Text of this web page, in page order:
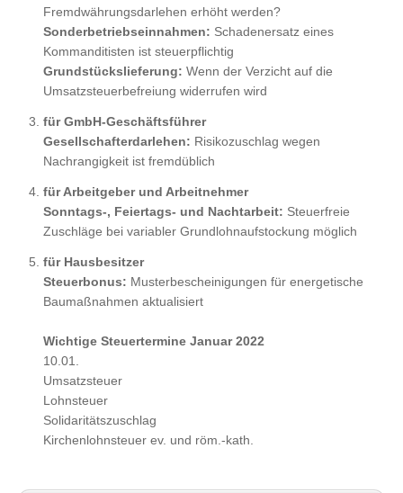
Fremdwährungsdarlehen erhöht werden?
Sonderbetriebseinnahmen: Schadenersatz eines
Kommanditisten ist steuerpflichtig
Grundstückslieferung: Wenn der Verzicht auf die
Umsatzsteuerbefreiung widerrufen wird
für GmbH-Geschäftsführer
Gesellschafterdarlehen: Risikozuschlag wegen
Nachrangigkeit ist fremdüblich
für Arbeitgeber und Arbeitnehmer
Sonntags-, Feiertags- und Nachtarbeit: Steuerfreie
Zuschläge bei variabler Grundlohnaufstockung möglich
für Hausbesitzer
Steuerbonus: Musterbescheinigungen für energetische
Baumaßnahmen aktualisiert
Wichtige Steuertermine Januar 2022
10.01.
Umsatzsteuer
Lohnsteuer
Solidaritätszuschlag
Kirchenlohnsteuer ev. und röm.-kath.